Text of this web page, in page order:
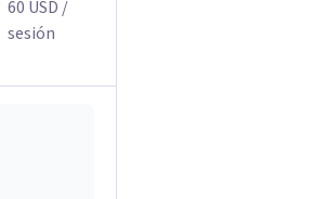
60 USD /
sesión